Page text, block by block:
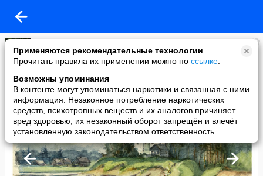
Применяются рекомендательные технологии
Прочитать правила их применении можно по ссылке
Возможны упоминания
В контенте могут упоминаться наркотики и связанная с ними
информация. Незаконное потребление наркотических
средств, психотропных веществ и их аналогов причиняет
вред здоровью, их незаконный оборот запрещён и влечёт
установленную законодательством ответственность
Alexey Vlasov
added a photo
08 May в 08:10